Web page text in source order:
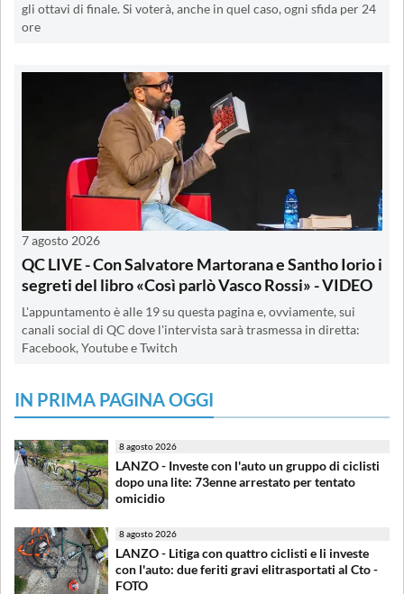
gli ottavi di finale. Si voterà, anche in quel caso, ogni sfida per 24
ore
7 agosto 2026
QC LIVE - Con Salvatore Martorana e Santho Iorio i
segreti del libro «Così parlò Vasco Rossi» - VIDEO
L'appuntamento è alle 19 su questa pagina e, ovviamente, sui
canali social di QC dove l'intervista sarà trasmessa in diretta:
Facebook, Youtube e Twitch
IN PRIMA PAGINA OGGI
8 agosto 2026
LANZO - Investe con l'auto un gruppo di ciclisti
dopo una lite: 73enne arrestato per tentato
omicidio
8 agosto 2026
LANZO - Litiga con quattro ciclisti e li investe
con l'auto: due feriti gravi elitrasportati al Cto -
FOTO